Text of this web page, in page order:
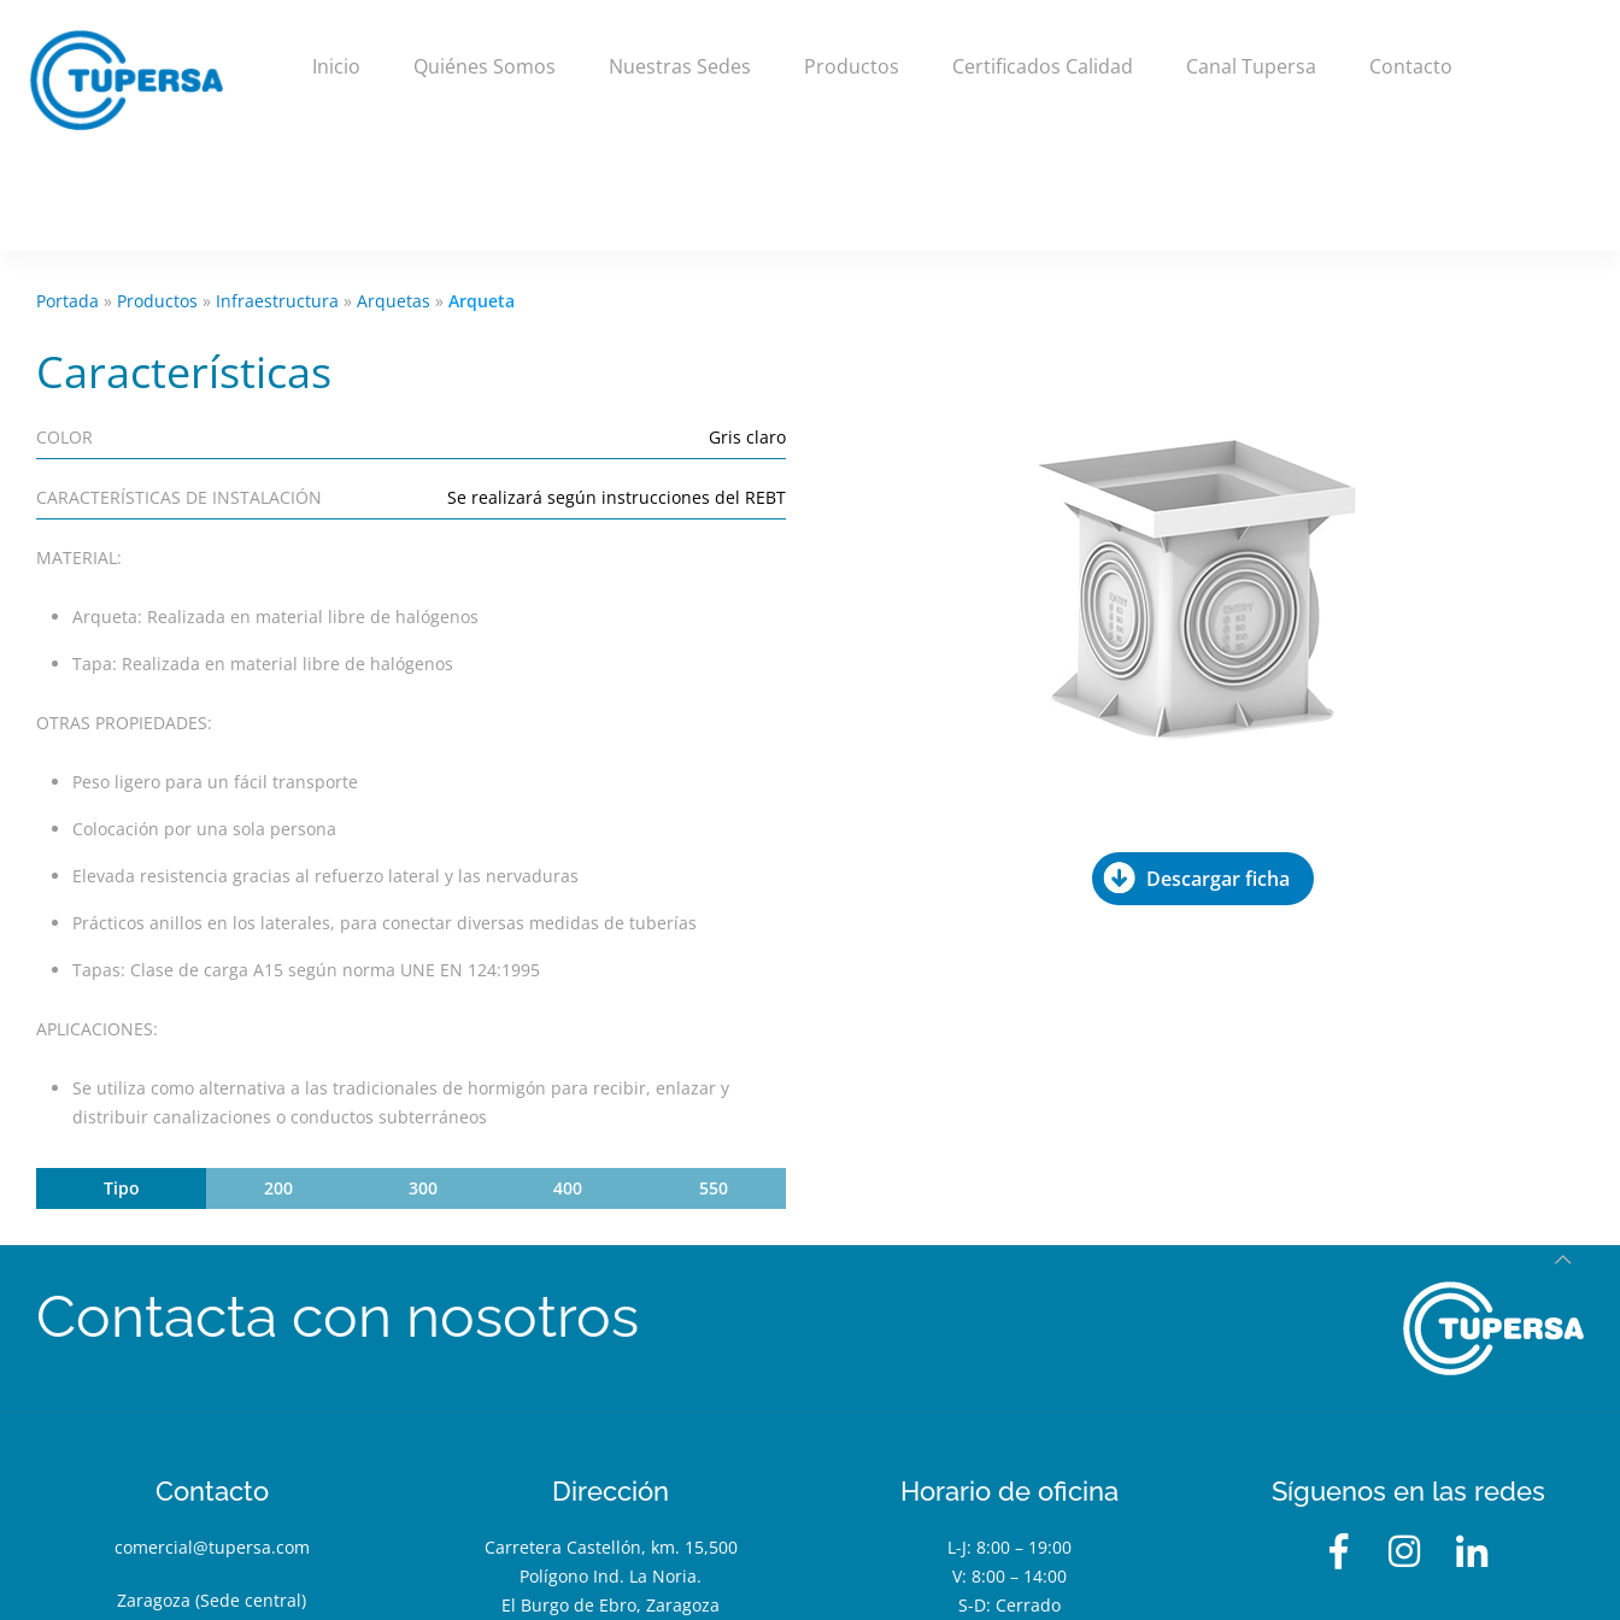
Inicio Quiénes Somos Nuestras Sedes Productos Certificados Calidad Canal Tupersa Contacto
Portada » Productos » Infraestructura » Arquetas » Arqueta
Características
COLOR Gris claro
CARACTERÍSTICAS DE INSTALACIÓN Se realizará según instrucciones del REBT
MATERIAL:
Arqueta: Realizada en material libre de halógenos
Tapa: Realizada en material libre de halógenos
OTRAS PROPIEDADES:
Peso ligero para un fácil transporte
Colocación por una sola persona
Elevada resistencia gracias al refuerzo lateral y las nervaduras
Prácticos anillos en los laterales, para conectar diversas medidas de tuberías
Tapas: Clase de carga A15 según norma UNE EN 124:1995
APLICACIONES:
Se utiliza como alternativa a las tradicionales de hormigón para recibir, enlazar y
distribuir canalizaciones o conductos subterráneos
Tipo 200 300 400 550
Descargar ficha
Contacta con nosotros
Contacto
comercial@tupersa.com
Zaragoza (Sede central)
Dirección
Carretera Castellón, km. 15,500
Polígono Ind. La Noria.
El Burgo de Ebro, Zaragoza
Horario de oficina
L-J: 8:00 – 19:00
V: 8:00 – 14:00
S-D: Cerrado
Síguenos en las redes